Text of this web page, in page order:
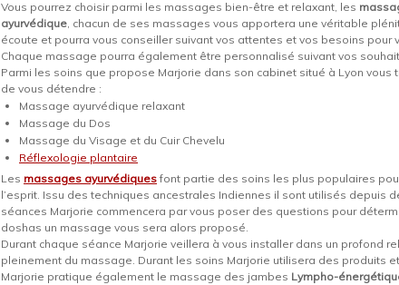
Vous pourrez choisir parmi les massages bien-être et relaxant, les
ayurvédique, chacun de ses massages vous apportera une véritable
écoute et pourra vous conseiller suivant vos attentes et vos besoins
Chaque massage pourra également être personnalisé suivant vos
Parmi les soins que propose Marjorie dans son cabinet situé à Lyon
de vous détendre :
Massage ayurvédique relaxant
Massage du Dos
Massage du Visage et du Cuir Chevelu
Réflexologie plantaire
Les massages ayurvédiques font partie des soins les plus populaires
l’esprit. Issu des techniques ancestrales Indiennes il sont utilisés depuis
séances Marjorie commencera par vous poser des questions pour
doshas un massage vous sera alors proposé.
Durant chaque séance Marjorie veillera à vous installer dans un profond
pleinement du massage. Durant les soins Marjorie utilisera des produits
Marjorie pratique également le massage des jambes Lympho-